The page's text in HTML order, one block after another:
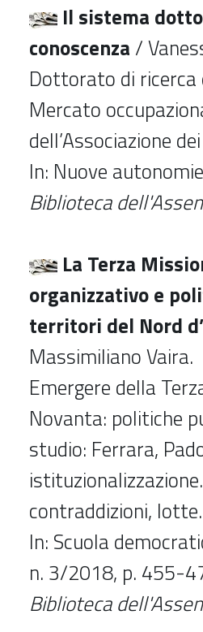
Il sistema
conoscenza /
Dottorato di ricerca
Mercato
dell’Associazione
In: Nuove
Biblioteca
La Terza
organizzativo e
territori del Nord
Massimiliano Vaira.
Emergere della
Novanta: politiche
studio: Ferrara,
contraddizioni, lotte.
In: Scuola
n. 3/2018, p. 455-
Biblioteca